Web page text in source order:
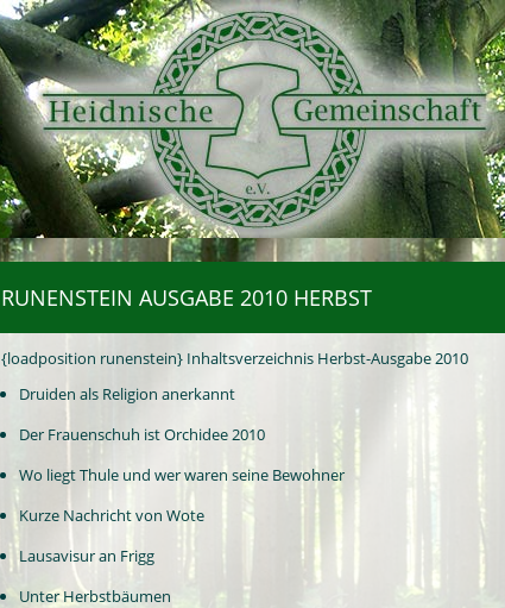
RUNENSTEIN AUSGABE 2010 HERBST
{loadposition runenstein} Inhaltsverzeichnis Herbst-Ausgabe 2010
Druiden als Religion anerkannt
Der Frauenschuh ist Orchidee 2010
Wo liegt Thule und wer waren seine Bewohner
Kurze Nachricht von Wote
Lausavisur an Frigg
Unter Herbstbäumen